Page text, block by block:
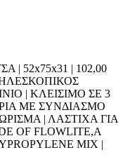
| 52x75x31 | 102,00
| ΚΛΕΙΣΙΜΟ ΣΕ 3
ΜΕ ΣΥΝΔΙΑΣΜΟ
| ΛΑΣΤΙΧΑ ΓΙΑ
OF FLOWLITE,A
MIX |